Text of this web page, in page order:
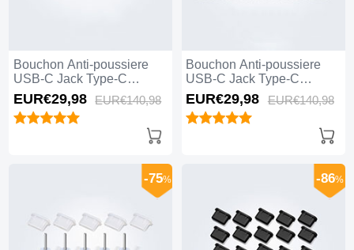
Bouchon Anti-poussiere
USB-C Jack Type-C
Universel 10PCS H01 pour
Apple iPhone 15 Plus Noir
EUR€29,98 EUR€140,98
Bouchon Anti-poussiere
USB-C Jack Type-C
Universel 10PCS pour
Apple iPhone 15 Plus Noir
EUR€29,98 EUR€140,98
-75% -86%